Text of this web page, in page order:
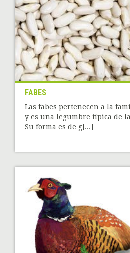
FABES
Las fabes pertenecen a la
y es una legumbre típica de
Su forma es de g[...]